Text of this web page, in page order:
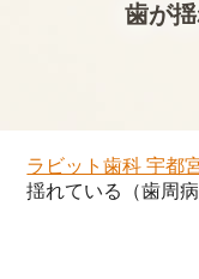
歯が
ラビット歯科 宇都
揺れている（歯周病